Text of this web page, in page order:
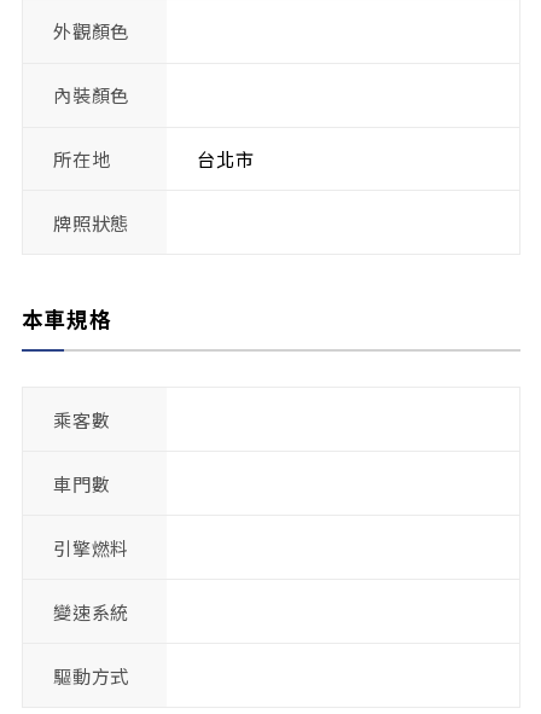
外觀顏色
內裝顏色
所在地 台北市
牌照狀態
本車規格
乘客數
車門數
引擎燃料
變速系統
驅動方式